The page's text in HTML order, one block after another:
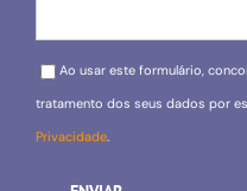
Please leave this field empty.
Ao usar este formulário,
tratamento dos seus dados por
Privacidade.